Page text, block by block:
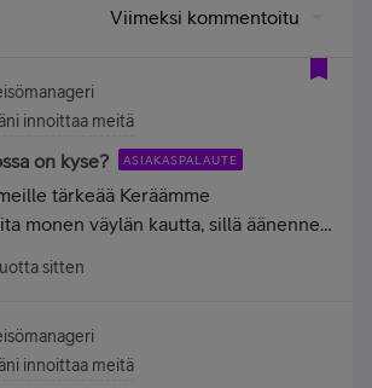
Viimeksi kommentoitu
innoittaa meitä
on kyse? ASIAKASPALAUTE
tärkeää Keräämme
monen väylän kautta, sillä äänenne
voimme kuulla. Telia.fi-sivustolla on eri
joilla keräämme palautetta
jatkuva kävijäkysely ja
myös täällä käytyjen
sitten
innoittaa meitä